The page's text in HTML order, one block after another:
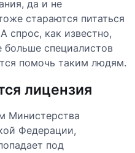
да и не
стараются питаться
спрос, как известно,
специалистов
помочь таким людям.
лицензия
Министерства
Федерации,
под